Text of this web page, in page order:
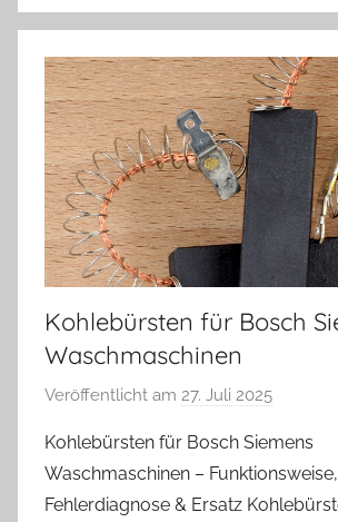
Kohlebürsten für Bosch
Waschmaschinen
Veröffentlicht am 27. Juli 2025
n
A
n
Kohlebürsten für Bosch Siemens
Waschmaschinen – Funktionsweise,
Fehlerdiagnose & Ersatz